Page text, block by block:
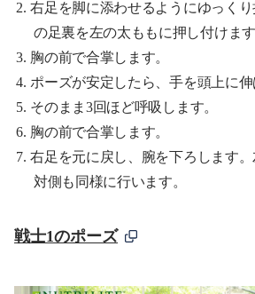
右足を脚に添わせるようにゆっく
の足裏を左の太ももに押し付けます
胸の前で合掌します。
ポーズが安定したら、手を頭上に伸
そのまま3回ほど呼吸します。
胸の前で合掌します。
右足を元に戻し、腕を下ろします
対側も同様に行います。
戦士1のポーズ